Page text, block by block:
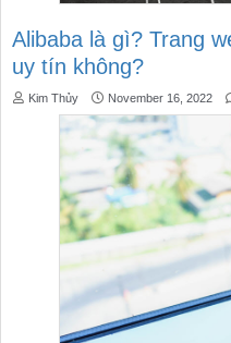
Alibaba là gì? Trang
uy tín không?
Kim Thủy November 16, 2022